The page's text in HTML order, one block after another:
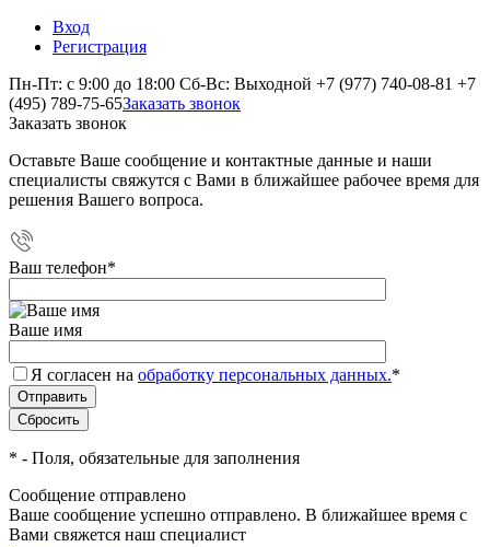
Вход
Регистрация
Пн-Пт: с 9:00 до 18:00 Сб-Вс: Выходной +7 (977) 740-08-81 +7
(495) 789-75-65Заказать звонок
Заказать звонок
Оставьте Ваше сообщение и контактные данные и наши
специалисты свяжутся с Вами в ближайшее рабочее время для
решения Вашего вопроса.
Ваш телефон*
Ваше имя
Я согласен на обработку персональных данных.*
* - Поля, обязательные для заполнения
Сообщение отправлено
Ваше сообщение успешно отправлено. В ближайшее время с
Вами свяжется наш специалист